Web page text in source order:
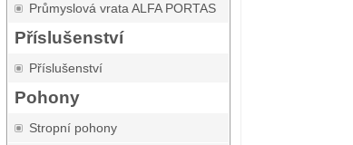
Průmyslová vrata ALFA PORTAS
Příslušenství
Příslušenství
Pohony
Stropní pohony